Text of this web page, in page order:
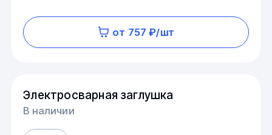
от 757 ₽/шт
Электросварная заглушка
В наличии